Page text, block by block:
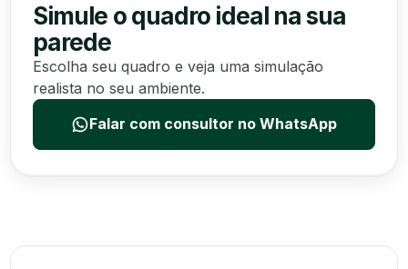
Simule o quadro ideal na sua
parede
Escolha seu quadro e veja uma simulação
realista no seu ambiente.
Falar com consultor no WhatsApp